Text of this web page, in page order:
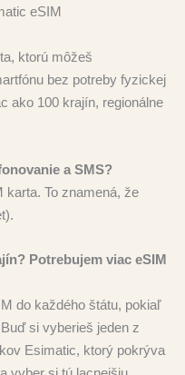
eSIM
ktorú môžeš
bez potreby fyzickej
ako 100 krajín, regionálne
a SMS?
karta. To znamená, že
Potrebujem viac eSIM
do každého štátu, pokiaľ
si vyberieš jeden z
Esimatic, ktorý pokrýva